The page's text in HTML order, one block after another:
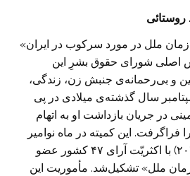
روستائی
ملل در مورد سرکوب در ایران»
اصلی شورای حقوق بشرِ این
و بی‌رحمانه‌ی جنبش زن، زندگی،
سال گذشته‌ی میلادی در پی
در جریان بازداشت او به اتهام
فراگرفت. این کمیته در ماه نوامیر
همان سال (٢٩ نوامبر٢٠٢٢) با اکثریّت آرای ۴۷ کشور عضو
ملل» تشکیل‌شد. مأموریت این